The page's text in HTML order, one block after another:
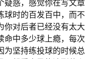
疑惑，感觉你在写文章
球时的百发百中，而不
你对后者已经没有太大
命中多少球上瘾，每次
为坚持练投球的时候总